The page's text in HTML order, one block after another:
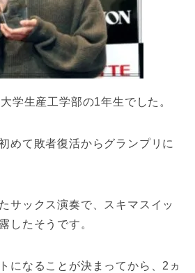
学生産工学部の1年生でした。
めて敗者復活からグランプリに
サックス演奏で、スキマスイッ
したそうです。
になることが決まってから、2ヵ